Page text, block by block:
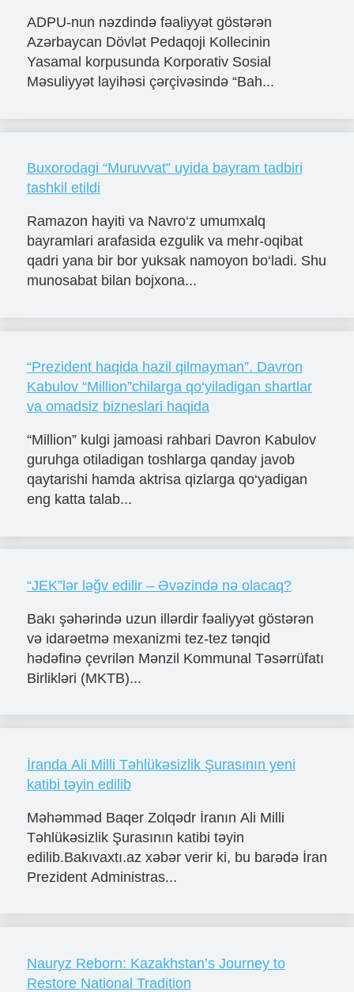
ADPU-nun nəzdində fəaliyyət göstərən
Azərbaycan Dövlət Pedaqoji Kollecinin
Yasamal korpusunda Korporativ Sosial
Məsuliyyət layihəsi çərçivəsində “Bah...
Buxorodagi “Muruvvat” uyida bayram tadbiri
tashkil etildi
Ramazon hayiti va Navro‘z umumxalq
bayramlari arafasida ezgulik va mehr-oqibat
qadri yana bir bor yuksak namoyon bo‘ladi. Shu
munosabat bilan bojxona...
“Prezident haqida hazil qilmayman”. Davron
Kabulov “Million”chilarga qo‘yiladigan shartlar
va omadsiz bizneslari haqida
“Million” kulgi jamoasi rahbari Davron Kabulov
guruhga otiladigan toshlarga qanday javob
qaytarishi hamda aktrisa qizlarga qo‘yadigan
eng katta talab...
“JEK”lər ləğv edilir – Əvəzində nə olacaq?
Bakı şəhərində uzun illərdir fəaliyyət göstərən
və idarəetmə mexanizmi tez-tez tənqid
hədəfinə çevrilən Mənzil Kommunal Təsərrüfatı
Birlikləri (MKTB)...
İranda Ali Milli Təhlükəsizlik Şurasının yeni
katibi təyin edilib
Məhəmməd Baqer Zolqədr İranın Ali Milli
Təhlükəsizlik Şurasının katibi təyin
edilib.Bakıvaxtı.az xəbər verir ki, bu barədə İran
Prezident Administras...
Nauryz Reborn: Kazakhstan’s Journey to
Restore National Tradition